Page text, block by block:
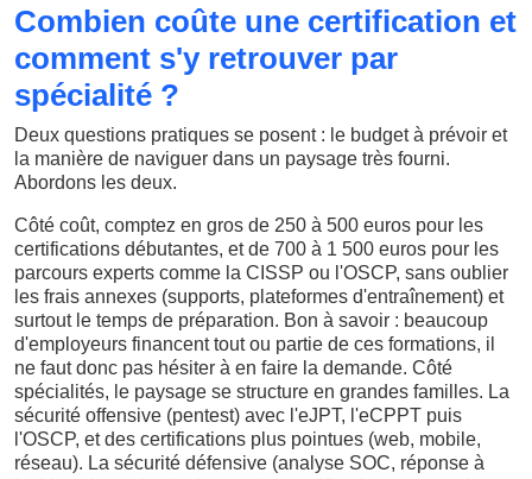
Combien coûte une certification et
comment s'y retrouver par
spécialité ?
Deux questions pratiques se posent : le budget à prévoir et
la manière de naviguer dans un paysage très fourni.
Abordons les deux.
Côté coût, comptez en gros de 250 à 500 euros pour les
certifications débutantes, et de 700 à 1 500 euros pour les
parcours experts comme la CISSP ou l'OSCP, sans oublier
les frais annexes (supports, plateformes d'entraînement) et
surtout le temps de préparation. Bon à savoir : beaucoup
d'employeurs financent tout ou partie de ces formations, il
ne faut donc pas hésiter à en faire la demande. Côté
spécialités, le paysage se structure en grandes familles. La
sécurité offensive (pentest) avec l'eJPT, l'eCPPT puis
l'OSCP, et des certifications plus pointues (web, mobile,
réseau). La sécurité défensive (analyse SOC, réponse à